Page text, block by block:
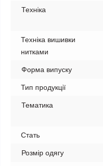
Техніка
Техніка вишивки
нитками
Форма випуску
Тип продукції
Тематика
Стать
Розмір одягу